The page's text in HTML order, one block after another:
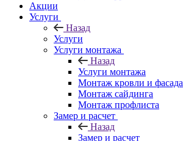
Акции
Услуги
Назад
Услуги
Услуги монтажа
Назад
Услуги монтажа
Монтаж кровли и фасада
Монтаж сайдинга
Монтаж профлиста
Замер и расчет
Назад
Замер и расчет